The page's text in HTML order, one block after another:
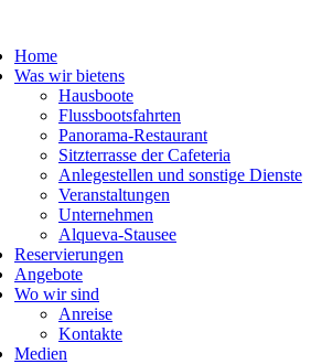
Home
Was wir bietens
Hausboote
Flussbootsfahrten
Panorama-Restaurant
Sitzterrasse der Cafeteria
Anlegestellen und sonstige Dienste
Veranstaltungen
Unternehmen
Alqueva-Stausee
Reservierungen
Angebote
Wo wir sind
Anreise
Kontakte
Medien